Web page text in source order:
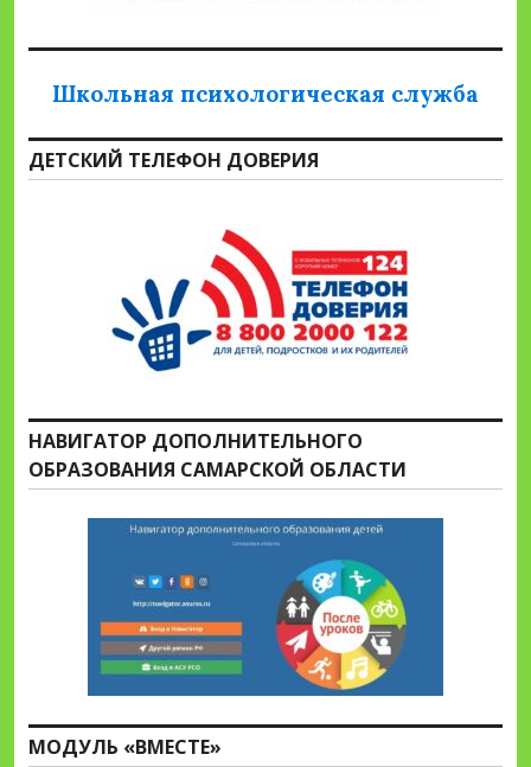
Школьная психологическая служба
ДЕТСКИЙ ТЕЛЕФОН ДОВЕРИЯ
НАВИГАТОР ДОПОЛНИТЕЛЬНОГО
ОБРАЗОВАНИЯ САМАРСКОЙ ОБЛАСТИ
МОДУЛЬ «ВМЕСТЕ»